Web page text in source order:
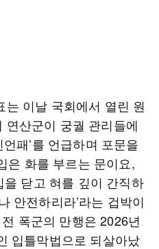
이날 국회에서 열린 원
연산군이 궁궐 관리들에
패’를 언급하며 포문을
은 화를 부르는 문이요,
닫고 혀를 깊이 간직하
안전하리라’라는 겁박이
폭군의 만행은 2026년
입틀막법으로 되살아났